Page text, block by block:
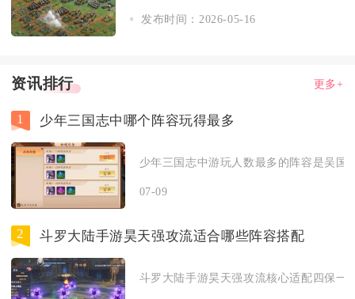
发布时间：2026-05-16
资讯排行 更多+
1 少年三国志中哪个阵容玩得最多
少年三国志中游玩人数最多的阵容是吴国
07-09
2 斗罗大陆手游昊天强攻流适合哪些阵容搭配
斗罗大陆手游昊天强攻流核心适配四保一